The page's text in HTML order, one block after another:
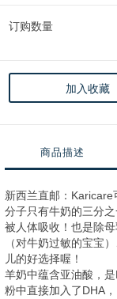
订购数量
加入收藏
商品描述
新西兰直邮：
分子只有牛奶的三分
被人体吸收！也是除
（对牛奶过敏的宝宝
儿的好选择喔！
羊奶中蕴含亚油酸，
粉中直接加入了DHA